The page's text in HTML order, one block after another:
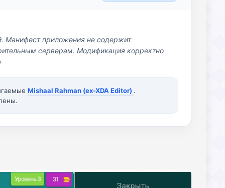
Манифест приложения не содержит
серверам. Модификация корректно
Mishaal Rahman (ex-XDA Editor) .